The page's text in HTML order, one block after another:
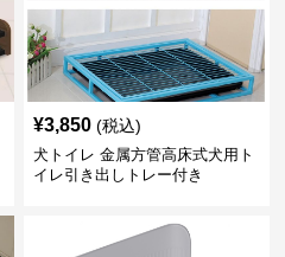
¥3,850 (税込)
犬トイレ 金属方管高床式犬用ト
イレ引き出しトレー付き